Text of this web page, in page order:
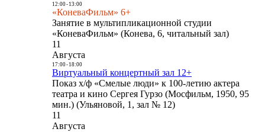
12:00- 13:00
«КоневаФильм» 6+
Занятие в мультипликационной студии
«КоневаФильм» (Конева, 6, читальный зал)
11
Августа
17:00- 18:00
Виртуальный концертный зал 12+
Показ х/ф «Смелые люди» к 100-летию актера
театра и кино Сергея Гурзо (Мосфильм, 1950, 95
мин.) (Ульяновой, 1, зал № 12)
11
Августа